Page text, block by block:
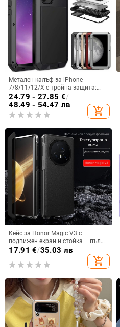
Метален калъф за iPhone
7/8/11/12/X с тройна защита:
удароустойчив, прахоустойчив и
запечатан
24.79 - 27.85 €/
48.49 - 54.47 лв
add_shopping_cart
Кейс за Honor Magic V3 с
подвижен екран и стойка – пълна
защита, удароустойчив, против
имитационна кожа, прецизна
17.91 €/35.03 лв
add_shopping_cart